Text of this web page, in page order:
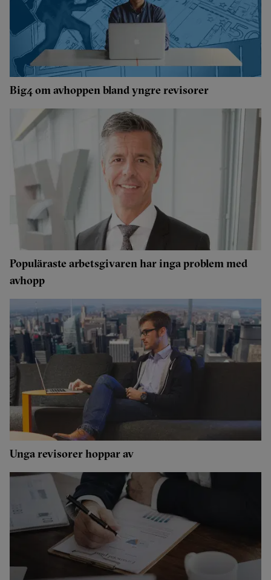
Big4 om avhoppen bland yngre revisorer
Populäraste arbetsgivaren har inga problem med
avhopp
Unga revisorer hoppar av